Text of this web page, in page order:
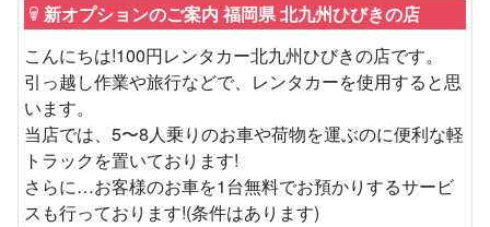
新オプションのご案内 福岡県 北九州ひびきの店
こんにちは!100円レンタカー北九州ひびきの店です。
引っ越し作業や旅行などで、レンタカーを使用すると思
います。
当店では、5〜8人乗りのお車や荷物を運ぶのに便利な軽
トラックを置いております!
さらに…お客様のお車を1台無料でお預かりするサービ
スも行っております!(条件はあります)